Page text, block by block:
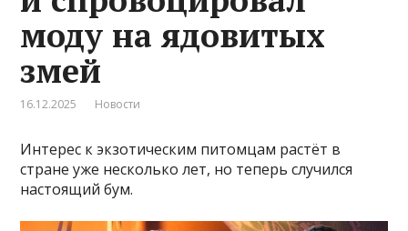
моду на ядовитых
змей
16.12.2025 Новости
Интерес к экзотическим питомцам растёт в
стране уже несколько лет, но теперь случился
настоящий бум.